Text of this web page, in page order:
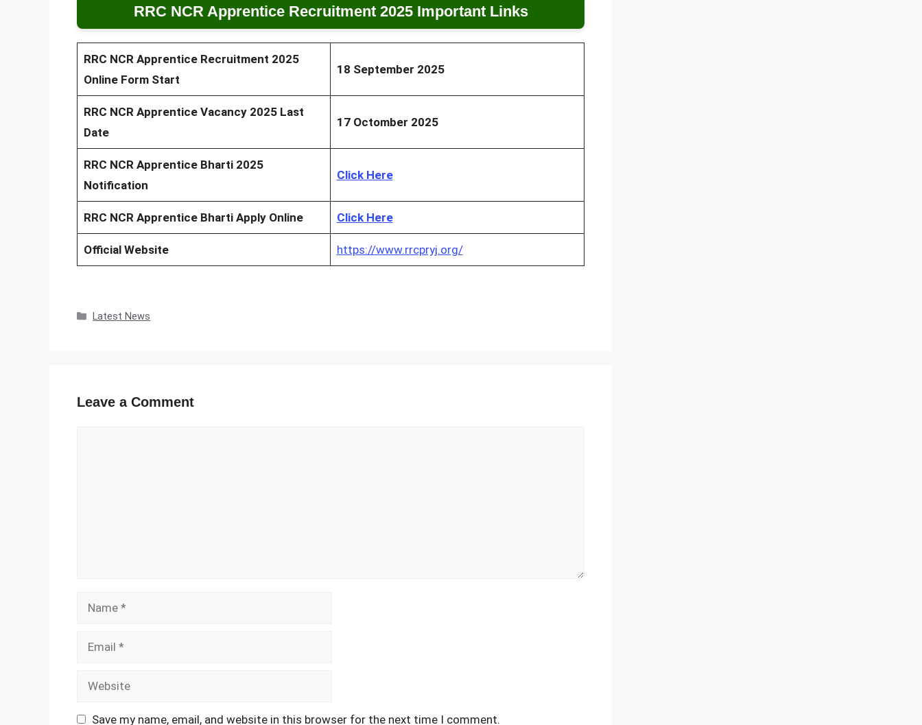
RRC NCR Apprentice Recruitment 2025 Important Links
RRC NCR Apprentice Recruitment 2025
Online Form Start
18 September 2025
RRC NCR Apprentice Vacancy 2025 Last
Date
17 Octomber 2025
RRC NCR Apprentice Bharti 2025
Notification
Click Here
RRC NCR Apprentice Bharti Apply Online Click Here
Official Website https://www.rrcpryj.org/
Categories
Latest News
Leave a Comment
Name
Email
Website
Save my name, email, and website in this browser for the next time I comment.